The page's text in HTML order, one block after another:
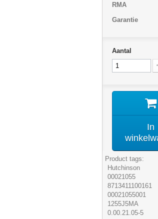
RMA
Garantie
Aantal
In
Product tags:
Hutchinson
00021055
8713411100161
00021055001
1255J5MA
0.00.21.05-5